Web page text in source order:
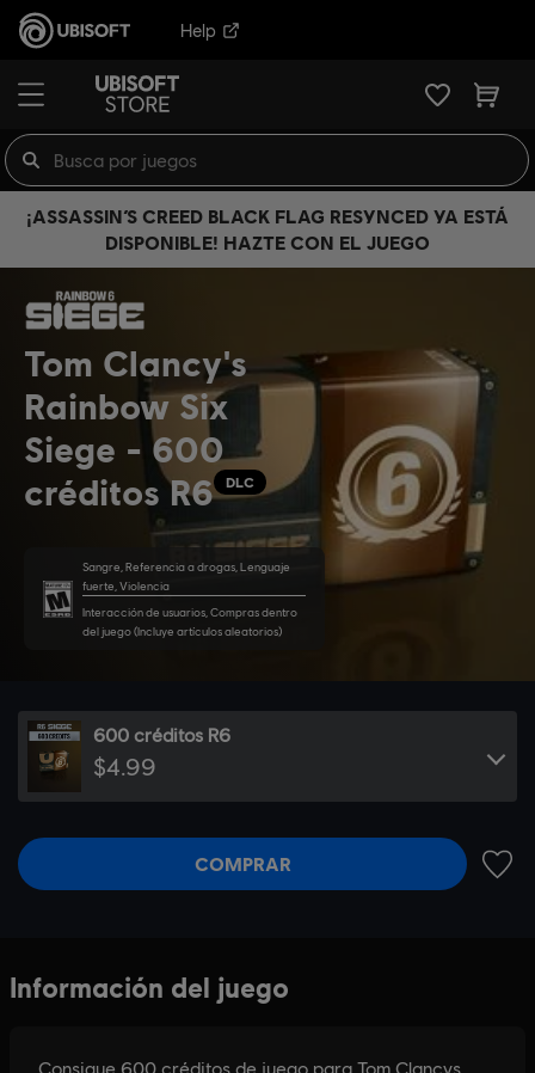
Help
¡ASSASSIN’S CREED BLACK FLAG RESYNCED YA ESTÁ
DISPONIBLE! HAZTE CON EL JUEGO
Sangre, Referencia a drogas, Lenguaje
fuerte, Violencia
Interacción de usuarios, Compras dentro
del juego (Incluye artículos aleatorios)
Tom Clancy's
Rainbow Six
Siege - 600
créditos R6
DLC
600 créditos R6
$4.99
COMPRAR